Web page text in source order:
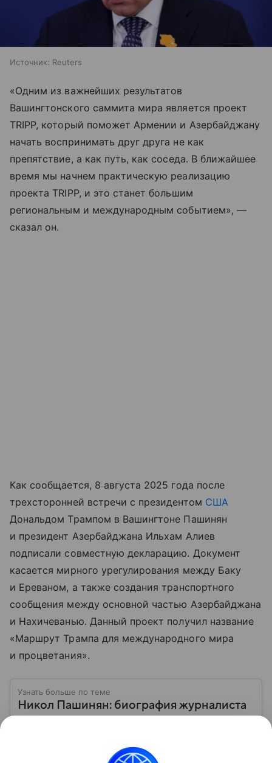
Источник: Reuters
«Одним из важнейших результатов
Вашингтонского саммита мира является проект
TRIPP, который поможет Армении и Азербайджану
начать воспринимать друг друга не как
препятствие, а как путь, как соседа. В ближайшее
время мы начнем практическую реализацию
проекта TRIPP, и это станет большим
региональным и международным событием», —
сказал он.
Как сообщается, 8 августа 2025 года после
трехсторонней встречи с президентом США
Дональдом Трампом в Вашингтоне Пашинян
и президент Азербайджана Ильхам Алиев
подписали совместную декларацию. Документ
касается мирного урегулирования между Баку
и Ереваном, а также создания транспортного
сообщения между основной частью Азербайджана
и Нахичеванью. Данный проект получил название
«Маршрут Трампа для международного мира
и процветания».
Узнать больше по теме
Никол Пашинян: биография журналиста
В современной политике многие видные фигуры